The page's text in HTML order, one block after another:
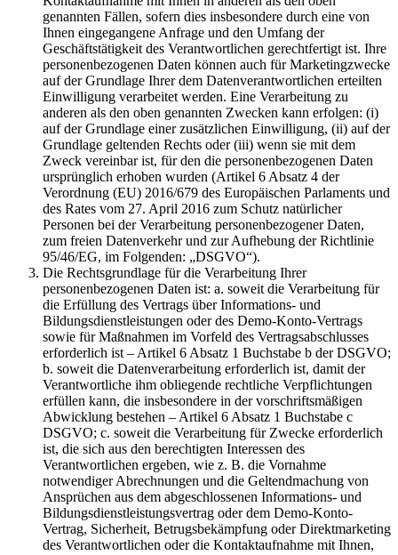
genannten Fällen, sofern dies insbesondere durch eine von
Ihnen eingegangene Anfrage und den Umfang der
Geschäftstätigkeit des Verantwortlichen gerechtfertigt ist. Ihre
personenbezogenen Daten können auch für Marketingzwecke
auf der Grundlage Ihrer dem Datenverantwortlichen erteilten
Einwilligung verarbeitet werden. Eine Verarbeitung zu
anderen als den oben genannten Zwecken kann erfolgen: (i)
auf der Grundlage einer zusätzlichen Einwilligung, (ii) auf der
Grundlage geltenden Rechts oder (iii) wenn sie mit dem
Zweck vereinbar ist, für den die personenbezogenen Daten
ursprünglich erhoben wurden (Artikel 6 Absatz 4 der
Verordnung (EU) 2016/679 des Europäischen Parlaments und
des Rates vom 27. April 2016 zum Schutz natürlicher
Personen bei der Verarbeitung personenbezogener Daten,
zum freien Datenverkehr und zur Aufhebung der Richtlinie
95/46/EG, im Folgenden: „DSGVO“).
Die Rechtsgrundlage für die Verarbeitung Ihrer
personenbezogenen Daten ist: a. soweit die Verarbeitung für
die Erfüllung des Vertrags über Informations- und
Bildungsdienstleistungen oder des Demo-Konto-Vertrags
sowie für Maßnahmen im Vorfeld des Vertragsabschlusses
erforderlich ist – Artikel 6 Absatz 1 Buchstabe b der DSGVO;
b. soweit die Datenverarbeitung erforderlich ist, damit der
Verantwortliche ihm obliegende rechtliche Verpflichtungen
erfüllen kann, die insbesondere in der vorschriftsmäßigen
Abwicklung bestehen – Artikel 6 Absatz 1 Buchstabe c
DSGVO; c. soweit die Verarbeitung für Zwecke erforderlich
ist, die sich aus den berechtigten Interessen des
Verantwortlichen ergeben, wie z. B. die Vornahme
notwendiger Abrechnungen und die Geltendmachung von
Ansprüchen aus dem abgeschlossenen Informations- und
Bildungsdienstleistungsvertrag oder dem Demo-Konto-
Vertrag, Sicherheit, Betrugsbekämpfung oder Direktmarketing
des Verantwortlichen oder die Kontaktaufnahme mit Ihnen,